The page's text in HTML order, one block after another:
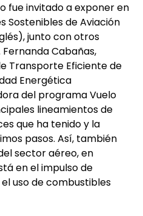
fue invitado a exponer en
Sostenibles de Aviación
junto con otros
Cabañas,
Transporte Eficiente de
Energética
del programa Vuelo
lineamientos de
que ha tenido y la
pasos. Así, también
sector aéreo, en
en el impulso de
uso de combustibles